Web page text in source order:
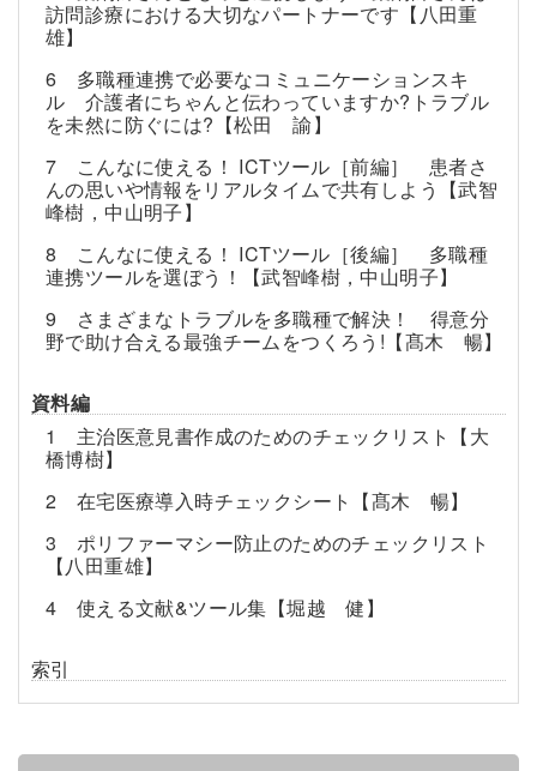
訪問診療における大切なパートナーです【八田重
雄】
6 多職種連携で必要なコミュニケーションスキ
ル 介護者にちゃんと伝わっていますか?トラブル
を未然に防ぐには?【松田 諭】
7 こんなに使える！ ICTツール［前編］ 患者さ
んの思いや情報をリアルタイムで共有しよう【武智
峰樹，中山明子】
8 こんなに使える！ ICTツール［後編］ 多職種
連携ツールを選ぼう！【武智峰樹，中山明子】
9 さまざまなトラブルを多職種で解決！ 得意分
野で助け合える最強チームをつくろう!【髙木 暢】
資料編
1 主治医意見書作成のためのチェックリスト【大
橋博樹】
2 在宅医療導入時チェックシート【髙木 暢】
3 ポリファーマシー防止のためのチェックリスト
【八田重雄】
4 使える文献&ツール集【堀越 健】
索引